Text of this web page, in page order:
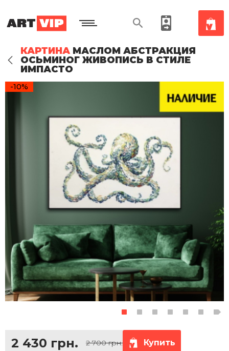
КАРТИНА МАСЛОМ АБСТРАКЦИЯ
ОСЬМИНОГ ЖИВОПИСЬ В СТИЛЕ
ИМПАСТО
-10%
2 430 грн. 2 700 грн. Купить